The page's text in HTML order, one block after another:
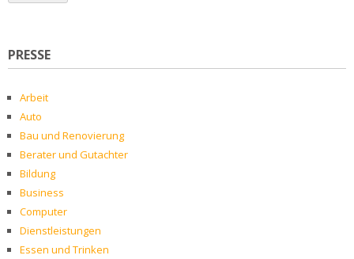
PRESSE
Arbeit
Auto
Bau und Renovierung
Berater und Gutachter
Bildung
Business
Computer
Dienstleistungen
Essen und Trinken